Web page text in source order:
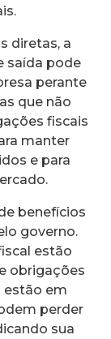
diretas, a
saída pode
perante
que não
fiscais
manter
e para
benefícios
governo.
estão
obrigações
estão em
perder
sua